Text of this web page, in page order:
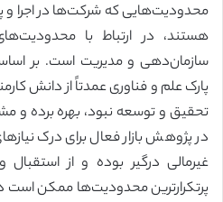
محدودیت‌هایی که شرکت‌ها در اجرا و
هستند، در ارتباط با
سازمان‌دهی و مدیریت است. بر
پارک علم و فناوری عمدتاً از دانش
تحقیق و توسعه نبود، بهره برده و
در پژوهش بازار فعال برای درک
غیرمالی درگیر بوده و از استقبال
پرتکرارترین محدودیت‌ها ممکن است